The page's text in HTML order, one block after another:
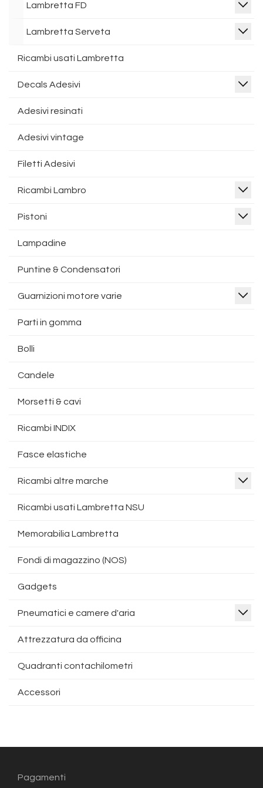
Lambretta FD
Lambretta Serveta
Ricambi usati Lambretta
Decals Adesivi
Adesivi resinati
Adesivi vintage
Filetti Adesivi
Ricambi Lambro
Pistoni
Lampadine
Puntine & Condensatori
Guarnizioni motore varie
Parti in gomma
Bolli
Candele
Morsetti & cavi
Ricambi INDIX
Fasce elastiche
Ricambi altre marche
Ricambi usati Lambretta NSU
Memorabilia Lambretta
Fondi di magazzino (NOS)
Gadgets
Pneumatici e camere d'aria
Attrezzatura da officina
Quadranti contachilometri
Accessori
Pagamenti